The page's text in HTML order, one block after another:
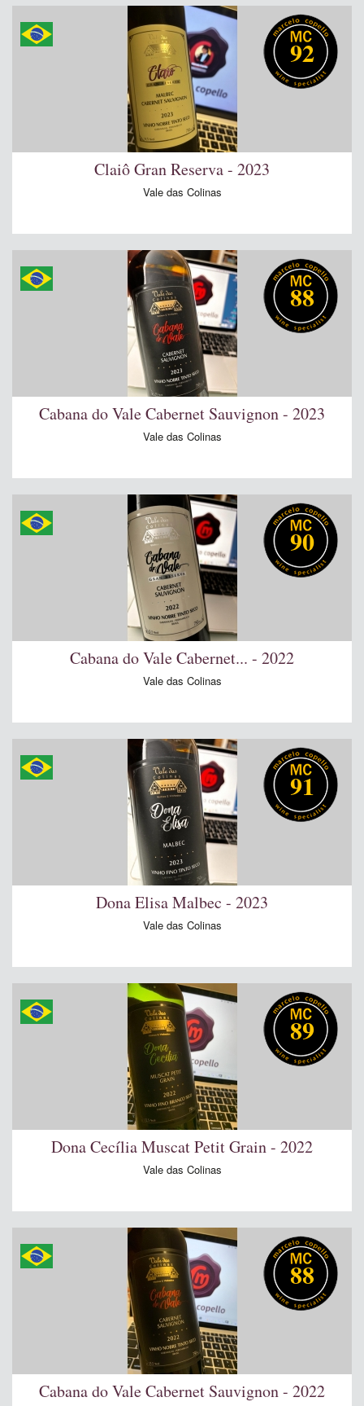
92
Claiô Gran Reserva - 2023
Vale das Colinas
88
Cabana do Vale Cabernet Sauvignon - 2023
Vale das Colinas
90
Cabana do Vale Cabernet... - 2022
Vale das Colinas
91
Dona Elisa Malbec - 2023
Vale das Colinas
89
Dona Cecília Muscat Petit Grain - 2022
Vale das Colinas
88
Cabana do Vale Cabernet Sauvignon - 2022